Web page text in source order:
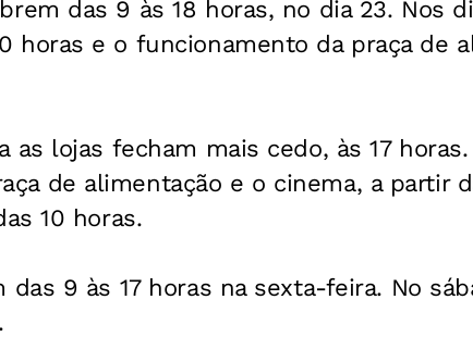
das 9 às 18 horas, no dia 23. Nos
horas e o funcionamento da praça de
lojas fecham mais cedo, às 17 horas.
de alimentação e o cinema, a partir
10 horas.
9 às 17 horas na sexta-feira. No